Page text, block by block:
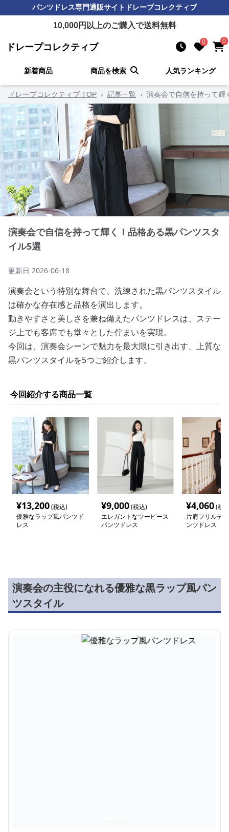
パンツドレス専門通販サイト ドレープコレクティブ
10,000円以上のご購入で送料無料
ドレープコレクティブ 0 0
新着商品 商品を検索 人気ランキング
ドレープコレクティブ TOP › 記事一覧 › 演奏会で自信を持って輝
演奏会で自信を持って輝く！品格ある黒パンツスタ
イル5選
更新日 2026-06-18
演奏会という特別な舞台で、洗練された黒パンツスタイル
は確かな存在感と品格を演出します。
動きやすさと美しさを兼ね備えたパンツドレスは、ステー
ジ上でも客席でも堂々とした佇まいを実現。
今回は、演奏会シーンで魅力を最大限に引き出す、上質な
黒パンツスタイルを5つご紹介します。
今回紹介する商品一覧
¥13,200(税込)
優雅なラップ風パンツド
レス
¥9,000(税込)
エレガントなツーピース
パンツドレス
¥4,060(税
片肩フリルデ
ンツドレス
演奏会の主役になれる優雅な黒ラップ風パン
ツスタイル